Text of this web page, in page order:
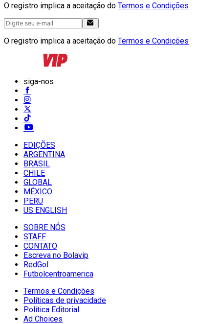
O registro implica a aceitação do Termos e Condições
O registro implica a aceitação do Termos e Condições
siga-nos
EDIÇÕES
ARGENTINA
BRASIL
CHILE
GLOBAL
MÉXICO
PERU
US ENGLISH
SOBRE NÓS
STAFF
CONTATO
Escreva no Bolavip
RedGol
Futbolcentroamerica
Termos e Condições
Políticas de privacidade
Política Editorial
Ad Choices